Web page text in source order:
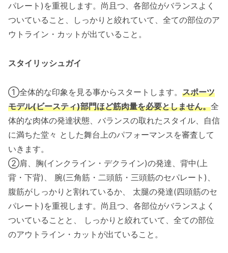
パレート)を重視します。尚且つ、各部位がバランスよく
ついていること、しっかりと絞れていて、全ての部位のア
ウトライン・カットが出ていること。
スタイリッシュガイ
①全体的な印象を見る事からスタートします。 スポーツ
モデル(ビースティ)部門ほど筋肉量を必要としません。全
体的な肉体の発達状態、バランスの取れたスタイル、自信
に満ちた堂々 とした舞台上のパフォーマンスを審査して
いきます。
②肩、胸(インクライン・デクライン)の発達、背中(上
背・下背)、 腕(三角筋・二頭筋・三頭筋のセパレート)、
腹筋がしっかりと割れているか、 太腿の発達(四頭筋のセ
パレート)を重視します。尚且つ、各部位がバランスよく
ついていることと、 しっかりと絞れていて、全ての部位
のアウトライン・カットが出ていること。